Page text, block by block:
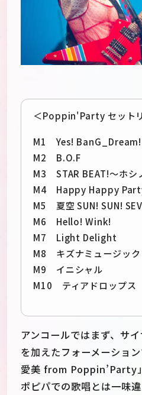
＜Poppin'Party セット
M1 Yes! BanG_Dream!
M2 B.O.F
M3 STAR BEAT!〜ホシ
M4 Happy Happy
M5 夏空 SUN! SUN!
M6 Hello! Wink!
M7 Light Delight
M8 キズナミュージッ
M9 イニシャル
M10 ティアドロップス
アンコールではまず、サ
を加えたフォーメーショ
愛美 from Poppin’Party
ポピパでの歌唱とは一味